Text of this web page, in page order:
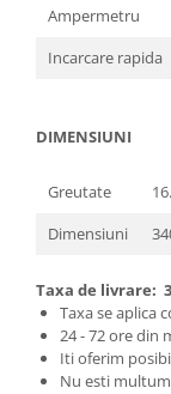
Teascuri
Zdrobitoare
Masini de cusut si
Articole
Sere si solarii
Unelte altoit
Unelte manuale
Stropitori
Ampermetru
Incarcare rapida
DIMENSIUNI
Greutate
Dimensiuni
Taxa de livrare:
Taxa se aplica
24 - 72 ore din
Iti oferim
Nu esti